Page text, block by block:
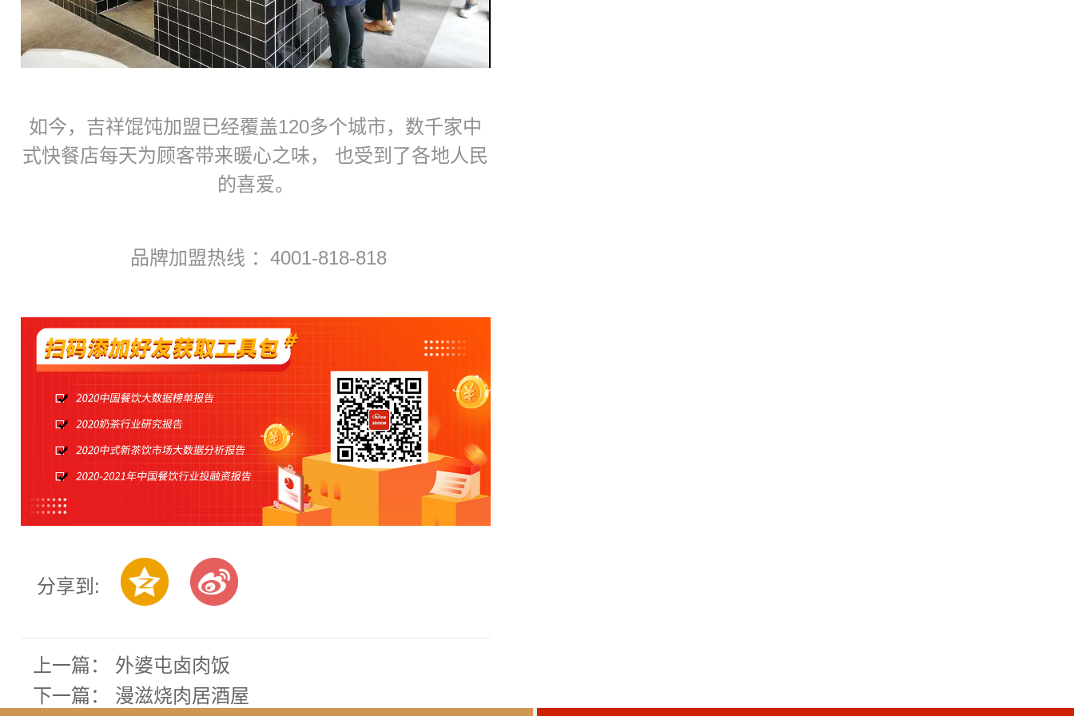
如今，吉祥馄饨加盟已经覆盖120多个城市，数千家中
式快餐店每天为顾客带来暖心之味， 也受到了各地人民
的喜爱。
品牌加盟热线 ： 4001-818-818
分享到:
上一篇： 外婆屯卤肉饭
下一篇： 漫滋烧肉居酒屋